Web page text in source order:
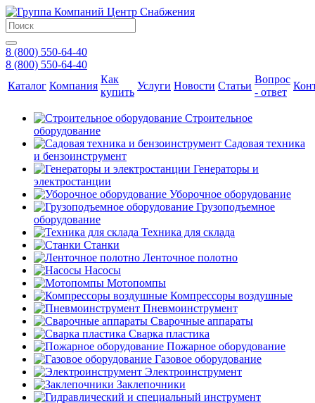
8 (800) 550-64-40
8 (800) 550-64-40
Каталог Компания
Как
купить
Услуги Новости Статьи
Вопрос
- ответ
Строительное
оборудование
Садовая техника
и бензоинструмент
Генераторы и
электростанции
Уборочное оборудование
Грузоподъемное
оборудование
Техника для склада
Станки
Ленточное полотно
Насосы
Мотопомпы
Компрессоры воздушные
Пневмоинструмент
Сварочные аппараты
Сварка пластика
Пожарное оборудование
Газовое оборудование
Электроинструмент
Заклепочники